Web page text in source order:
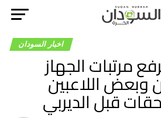
اخبار السودان
مرتبات الجهاز
وبعض اللاعبين
قبل الديربي